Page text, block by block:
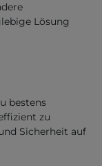
Lösung
bestens
zu
Sicherheit auf